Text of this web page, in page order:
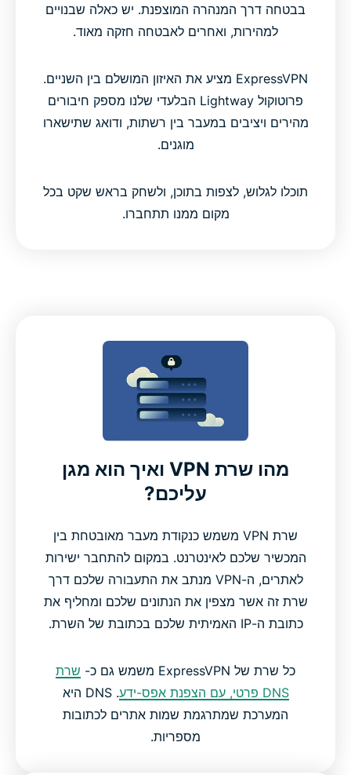
בבטחה דרך המנהרה המוצפנת. יש כאלה שבנויים
למהירות, ואחרים לאבטחה חזקה מאוד.
ExpressVPN מציע את האיזון המושלם בין השניים.
פרוטוקול Lightway הבלעדי שלנו מספק חיבורים
מהירים ויציבים במעבר בין רשתות, ודואג שתישארו
מוגנים.
תוכלו לגלוש, לצפות בתוכן, ולשחק בראש שקט בכל
מקום ממנו תתחברו.
מהו שרת VPN ואיך הוא מגן
עליכם?
שרת VPN משמש כנקודת מעבר מאובטחת בין
המכשיר שלכם לאינטרנט. במקום להתחבר ישירות
לאתרים, ה-VPN מנתב את התעבורה שלכם דרך
שרת זה אשר מצפין את הנתונים שלכם ומחליף את
כתובת ה-IP האמיתית שלכם בכתובת של השרת.
כל שרת של ExpressVPN משמש גם כ-
שרת
DNS פרטי, עם הצפנת אפס-ידע
. DNS היא
המערכת שמתרגמת שמות אתרים לכתובות
מספריות.